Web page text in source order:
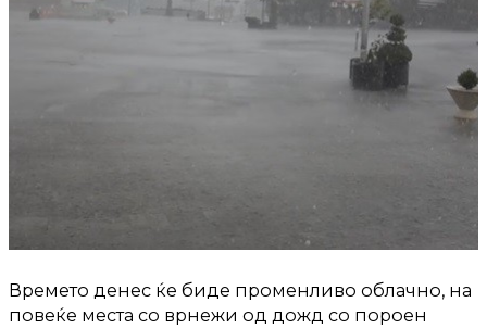
Времето денес ќе биде променливо облачно, на
повеќе места со врнежи од дожд со пороен